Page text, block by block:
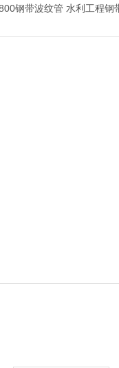
钢带波纹管 水利工程钢